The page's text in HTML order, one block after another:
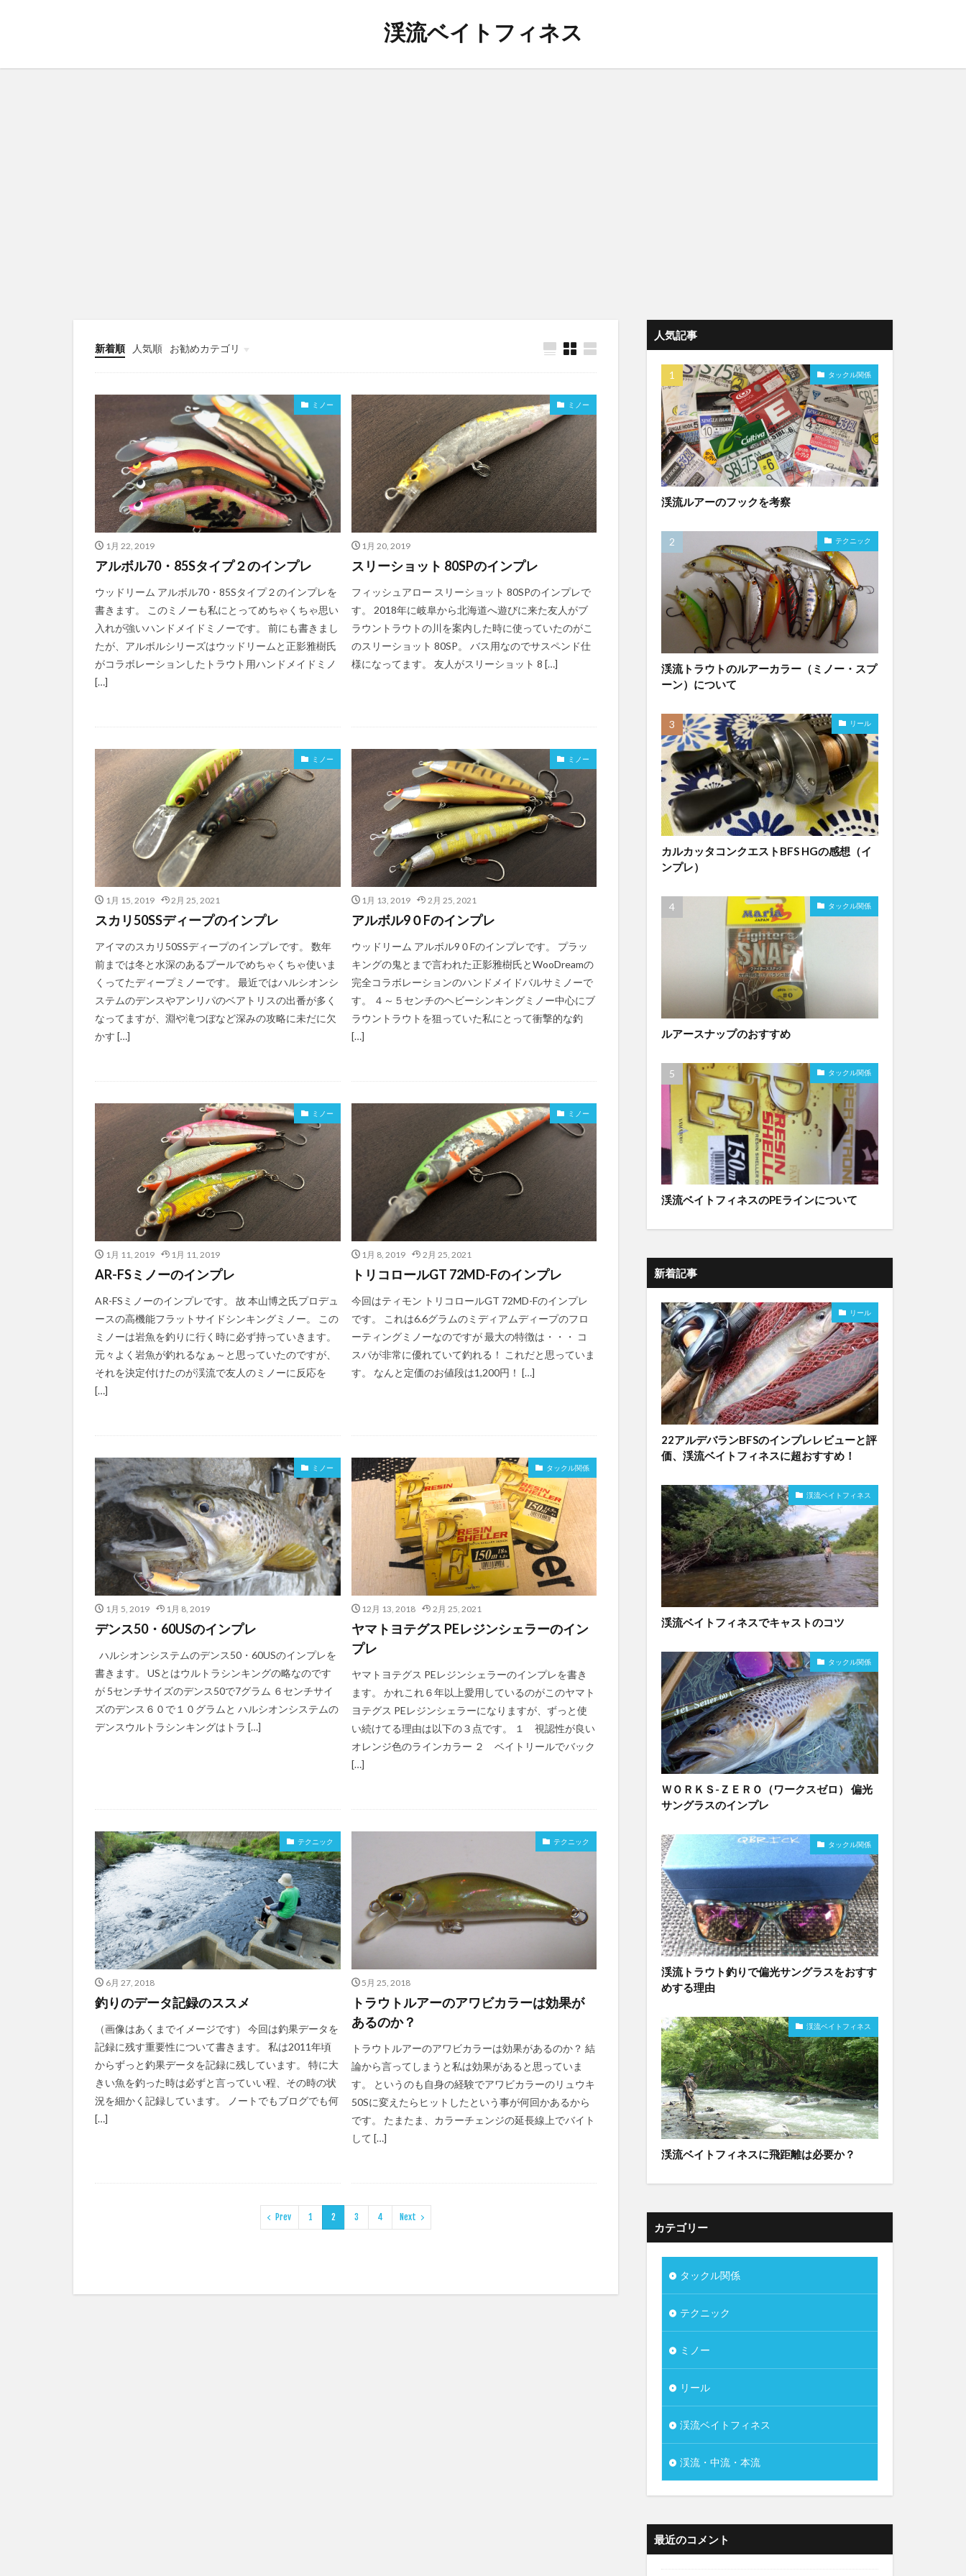
渓流ベイトフィネス
新着順 人気順
お勧めカテゴリ
Uncategorized
ミノー
1月 22, 2019
アルボル70・85Sタイプ２のインプレ
ウッドリーム アルボル70・85Sタイプ２のインプレを
書きます。 このミノーも私にとってめちゃくちゃ思い
入れが強いハンドメイドミノーです。 前にも書きまし
たが、アルボルシリーズはウッドリームと正影雅樹氏
がコラボレーションしたトラウト用ハンドメイドミノ
[…]
ミノー
1月 20, 2019
スリーショット 80SPのインプレ
フィッシュアロー スリーショット 80SPのインプレで
す。 2018年に岐阜から北海道へ遊びに来た友人がブ
ラウントラウトの川を案内した時に使っていたのがこ
のスリーショット 80SP。 バス用なのでサスペンド仕
様になってます。 友人がスリーショット 8 […]
ミノー
1月 15, 2019 2月 25, 2021
スカリ50SSディープのインプレ
アイマのスカリ50SSディープのインプレです。 数年
前までは冬と水深のあるプールでめちゃくちゃ使いま
くってたディープミノーです。 最近ではハルシオンシ
ステムのデンスやアンリパのベアトリスの出番が多く
なってますが、淵や滝つぼなど深みの攻略に未だに欠
かす […]
ミノー
1月 13, 2019 2月 25, 2021
アルボル9０Fのインプレ
ウッドリーム アルボル9０Fのインプレです。 プラッ
キングの鬼とまで言われた正影雅樹氏とWooDreamの
完全コラボレーションのハンドメイドバルサミノーで
す。 ４～５センチのヘビーシンキングミノー中心にブ
ラウントラウトを狙っていた私にとって衝撃的な釣
[…]
ミノー
1月 11, 2019 1月 11, 2019
AR-FSミノーのインプレ
AR-FSミノーのインプレです。 故 本山博之氏プロデュ
ースの高機能フラットサイドシンキングミノー。 この
ミノーは岩魚を釣りに行く時に必ず持っていきます。
元々よく岩魚が釣れるなぁ～と思っていたのですが、
それを決定付けたのが渓流で友人のミノーに反応を
[…]
ミノー
1月 8, 2019 2月 25, 2021
トリコロールGT 72MD-Fのインプレ
今回はティモン トリコロールGT 72MD-Fのインプレ
です。 これは6.6グラムのミディアムディープのフロ
ーティングミノーなのですが 最大の特徴は・・・ コ
スパが非常に優れていて釣れる！ これだと思っていま
す。 なんと定価のお値段は1,200円！ […]
ミノー
1月 5, 2019 1月 8, 2019
デンス50・60USのインプレ
ハルシオンシステムのデンス50・60USのインプレを
書きます。 USとはウルトラシンキングの略なのです
が 5センチサイズのデンス50で7グラム ６センチサイ
ズのデンス６０で１０グラムと ハルシオンシステムの
デンスウルトラシンキングはトラ […]
タックル関係
12月 13, 2018 2月 25, 2021
ヤマトヨテグス PEレジンシェラーのイン
プレ
ヤマトヨテグス PEレジンシェラーのインプレを書き
ます。 かれこれ６年以上愛用しているのがこのヤマト
ヨテグス PEレジンシェラーになりますが、ずっと使
い続けてる理由は以下の３点です。 １ 視認性が良い
オレンジ色のラインカラー ２ ベイトリールでバック
[…]
テクニック
6月 27, 2018
釣りのデータ記録のススメ
（画像はあくまでイメージです） 今回は釣果データを
記録に残す重要性について書きます。 私は2011年頃
からずっと釣果データを記録に残しています。 特に大
きい魚を釣った時は必ずと言っていい程、その時の状
況を細かく記録しています。 ノートでもブログでも何
[…]
テクニック
5月 25, 2018
トラウトルアーのアワビカラーは効果が
あるのか？
トラウトルアーのアワビカラーは効果があるのか？ 結
論から言ってしまうと私は効果があると思っていま
す。 というのも自身の経験でアワビカラーのリュウキ
50Sに変えたらヒットしたという事が何回かあるから
です。 たまたま、カラーチェンジの延長線上でバイト
して […]
Prev 1 2 3 4 Next
人気記事
タックル関係
渓流ルアーのフックを考察
テクニック
渓流トラウトのルアーカラー（ミノー・スプ
ーン）について
リール
カルカッタコンクエストBFS HGの感想（イ
ンプレ）
タックル関係
ルアースナップのおすすめ
タックル関係
渓流ベイトフィネスのPEラインについて
新着記事
リール
22アルデバランBFSのインプレレビューと評
価、渓流ベイトフィネスに超おすすめ！
渓流ベイトフィネス
渓流ベイトフィネスでキャストのコツ
タックル関係
ＷＯＲＫＳ-ＺＥＲＯ（ワークスゼロ） 偏光
サングラスのインプレ
タックル関係
渓流トラウト釣りで偏光サングラスをおすす
めする理由
渓流ベイトフィネス
渓流ベイトフィネスに飛距離は必要か？
カテゴリー
タックル関係
テクニック
ミノー
リール
渓流ベイトフィネス
渓流・中流・本流
最近のコメント